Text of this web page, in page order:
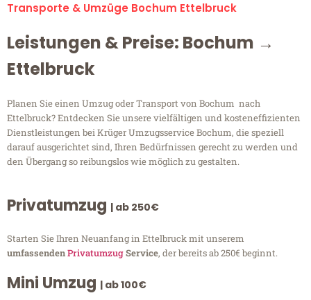
Transporte & Umzüge Bochum Ettelbruck
Leistungen & Preise: Bochum →
Ettelbruck
Planen Sie einen Umzug oder Transport von Bochum nach
Ettelbruck? Entdecken Sie unsere vielfältigen und kosteneffizienten
Dienstleistungen bei Krüger Umzugsservice Bochum, die speziell
darauf ausgerichtet sind, Ihren Bedürfnissen gerecht zu werden und
den Übergang so reibungslos wie möglich zu gestalten.
Privatumzug | ab 250€
Starten Sie Ihren Neuanfang in Ettelbruck mit unserem
umfassendenPrivatumzugService, der bereits ab 250€ beginnt.
Mini Umzug | ab 100€